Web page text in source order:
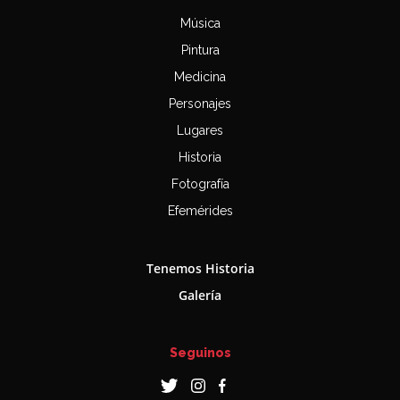
Música
Pintura
Medicina
Personajes
Lugares
Historia
Fotografía
Efemérides
Tenemos Historia
Galería
Seguinos